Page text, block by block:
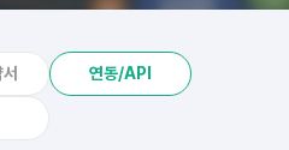
연동/API